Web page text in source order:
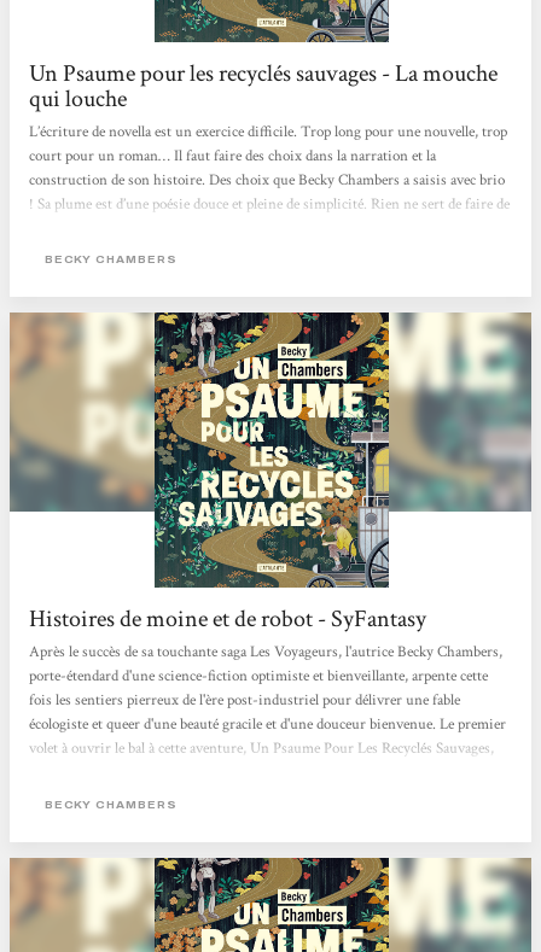
Un Psaume pour les recyclés sauvages - La mouche
qui louche
L’écriture de novella est un exercice difficile. Trop long pour une nouvelle, trop
court pour un roman… Il faut faire des choix dans la narration et la
construction de son histoire. Des choix que Becky Chambers a saisis avec brio
! Sa plume est d’une poésie douce et pleine de simplicité. Rien ne sert de faire de
pour les recyclés sauvages est poétique, doux et simple. C’est une lecture qui
marquant. Iel est poète, doux et simple comme les mots de Becky Chambers....
BECKY CHAMBERS
Histoires de moine et de robot - SyFantasy
Après le succès de sa touchante saga Les Voyageurs, l'autrice Becky Chambers,
porte-étendard d'une science-fiction optimiste et bienveillante, arpente cette
fois les sentiers pierreux de l'ère post-industriel pour délivrer une fable
écologiste et queer d'une beauté gracile et d'une douceur bienvenue. Le premier
volet à ouvrir le bal à cette aventure, Un Psaume Pour Les Recyclés Sauvages,
n'a jamais été aussi bien représenté que sous la plume de Chambers. L'altérité
BECKY CHAMBERS